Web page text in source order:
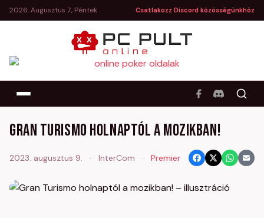
2026. Augusztus 7., Péntek Csatlakozz Discord közösségünkhöz
Gran Turismo holnaptól a mozikban!
2023. augusztus 9. · InterCom · Premier